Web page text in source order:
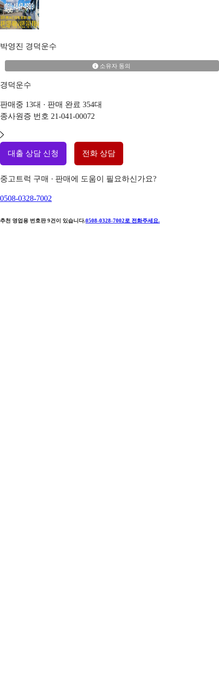
박영진 경덕운수
소유자 동의
경덕운수
판매중 13대 · 판매 완료 354대
종사원증 번호 21-041-00072
대출 상담 신청 전화 상담
중고트럭 구매 · 판매에 도움이 필요하신가요?
0508-0328-7002
추천 영업용 번호판 9건이 있습니다.0508-0328-7002 로 전화주세요.